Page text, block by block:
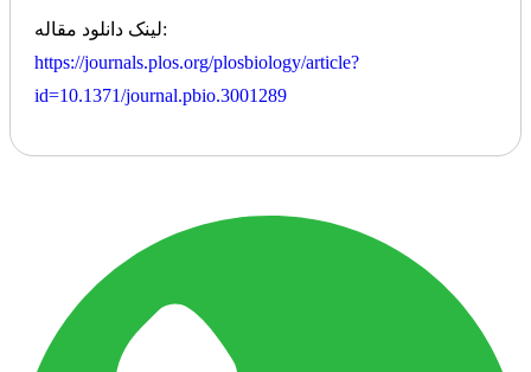
لینک دانلود مقاله:
https://journals.plos.org/plosbiology/article?
id=10.1371/journal.pbio.3001289